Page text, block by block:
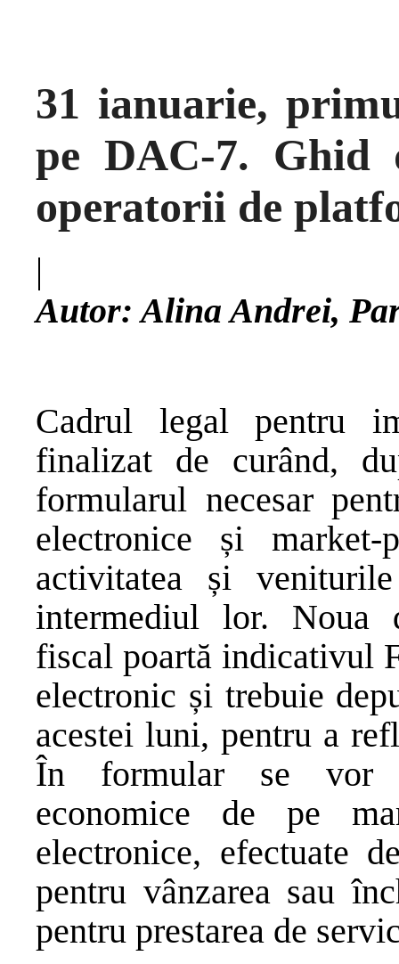
31 ianuarie,
pe DAC-7. Ghid
operatorii de
|
Autor: Alina Andrei,
Cadrul legal pentru
finalizat de curând,
formularul necesar
electronice și
activitatea și
intermediul lor. Noua
fiscal poartă indicativul
electronic și trebuie
acestei luni, pentru a
În formular se vor
economice de pe
electronice, efectuate
pentru vânzarea sau
pentru prestarea de